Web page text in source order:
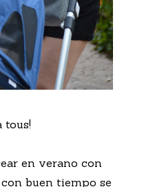
tous!
en verano con
buen tiempo se